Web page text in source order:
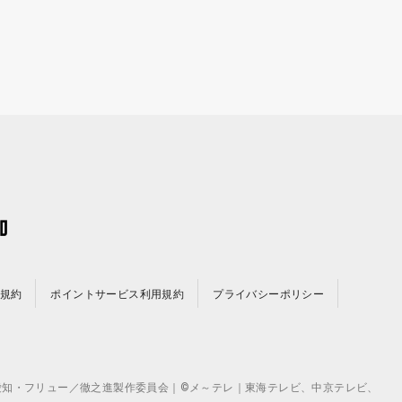
約 ポイントサービス利用規約 プライバシーポリシー
フリュー／徹之進製作委員会｜©メ～テレ｜東海テレビ、中京テレビ、